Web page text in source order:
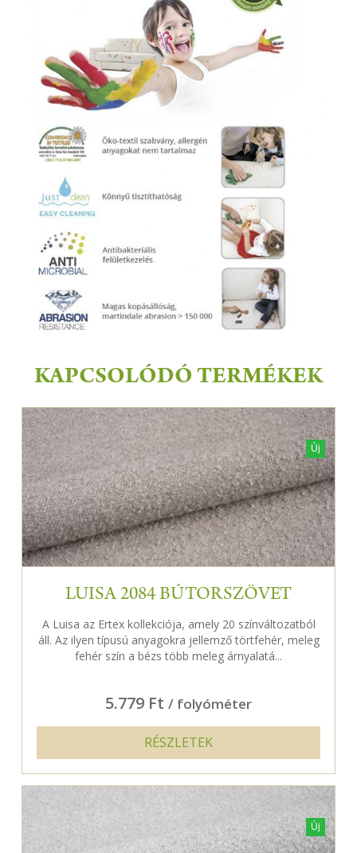
KAPCSOLÓDÓ TERMÉKEK
Új
LUISA 2084 BÚTORSZÖVET
A Luisa az Ertex kollekciója, amely 20 színváltozatból
áll. Az ilyen típusú anyagokra jellemző törtfehér, meleg
fehér szín a bézs több meleg árnyalatá...
5.779 Ft / folyóméter
RÉSZLETEK
Új